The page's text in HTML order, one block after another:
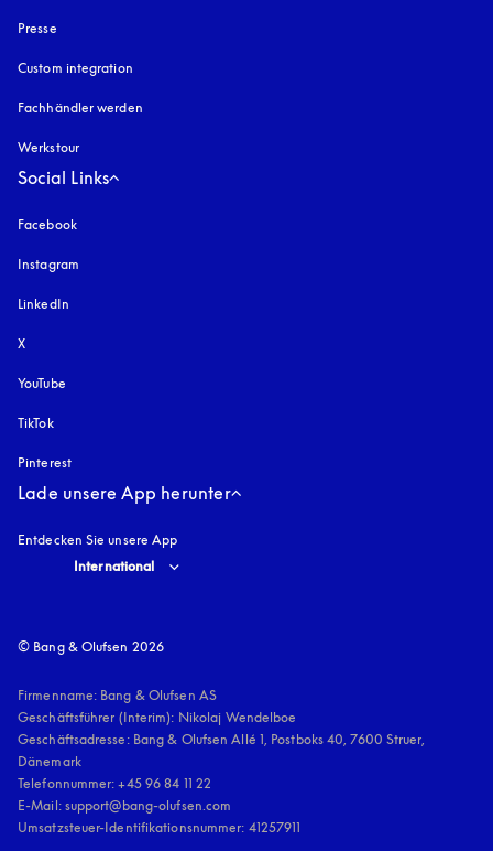
Presse
Custom integration
Fachhändler werden
Werkstour
Social Links
Facebook
Instagram
LinkedIn
X
YouTube
TikTok
Pinterest
Lade unsere App herunter
Entdecken Sie unsere App
Select country and language
International
© Bang & Olufsen 2026
Firmenname: Bang & Olufsen AS
Geschäftsführer (Interim): Nikolaj Wendelboe
Geschäftsadresse: Bang & Olufsen Allé 1, Postboks 40, 7600 Struer,
Dänemark
Telefonnummer: +45 96 84 11 22
E-Mail: support@bang-olufsen.com
Umsatzsteuer-Identifikationsnummer: 41257911